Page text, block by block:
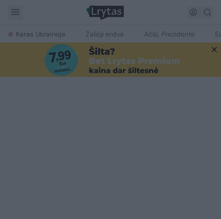
Karas Ukrainoje Žalioji erdvė Ačiū, Prezidente